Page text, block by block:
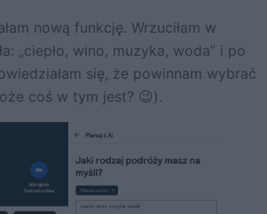
nową funkcję. Wrzuciłam w
„ciepło, wino, muzyka, woda” i po
się, że powinnam wybrać
coś w tym jest? 😉).